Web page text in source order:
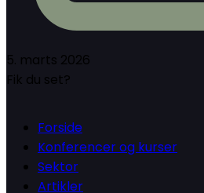
5. marts 2026
Fik du set?
Forside
Konferencer og kurser
Sektor
Artikler